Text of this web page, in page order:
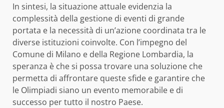
In sintesi, la situazione attuale evidenzia la
complessità della gestione di eventi di grande
portata e la necessità di un’azione coordinata tra le
diverse istituzioni coinvolte. Con l’impegno del
Comune di Milano e della Regione Lombardia, la
speranza è che si possa trovare una soluzione che
permetta di affrontare queste sfide e garantire che
le Olimpiadi siano un evento memorabile e di
successo per tutto il nostro Paese.